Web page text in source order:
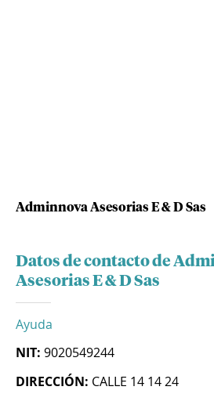
Adminnova Asesorias E & D Sas
Datos de contacto de
Asesorias E & D Sas
Ayuda
NIT: 9020549244
DIRECCIÓN: CALLE 14 14 24